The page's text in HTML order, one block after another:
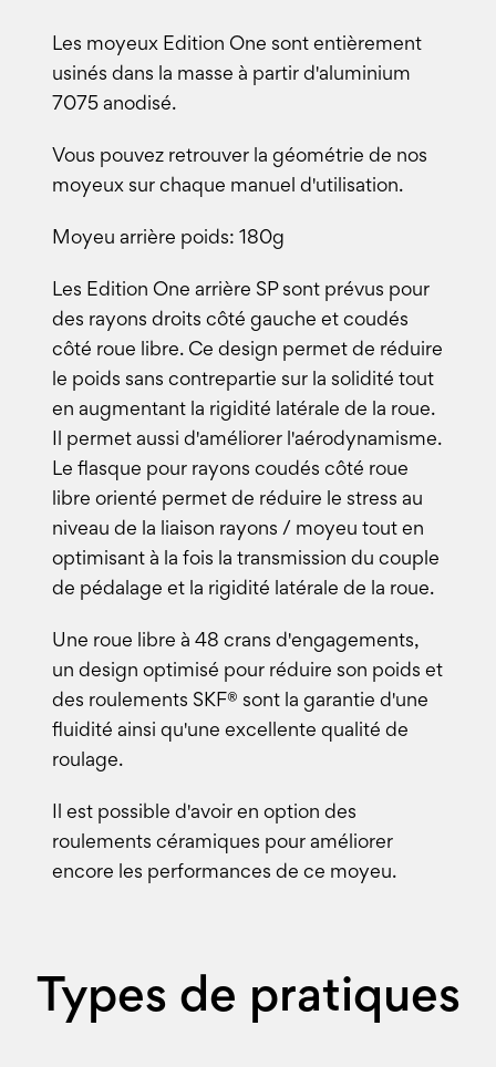
Les moyeux Edition One sont entièrement
usinés dans la masse à partir d'aluminium
7075 anodisé.
Vous pouvez retrouver la géométrie de nos
moyeux sur chaque manuel d'utilisation.
Moyeu arrière poids: 180g
Les Edition One arrière SP sont prévus pour
des rayons droits côté gauche et coudés
côté roue libre. Ce design permet de réduire
le poids sans contrepartie sur la solidité tout
en augmentant la rigidité latérale de la roue.
Il permet aussi d'améliorer l'aérodynamisme.
Le flasque pour rayons coudés côté roue
libre orienté permet de réduire le stress au
niveau de la liaison rayons / moyeu tout en
optimisant à la fois la transmission du couple
de pédalage et la rigidité latérale de la roue.
Une roue libre à 48 crans d'engagements,
un design optimisé pour réduire son poids et
des roulements SKF® sont la garantie d'une
fluidité ainsi qu'une excellente qualité de
roulage.
Il est possible d'avoir en option des
roulements céramiques pour améliorer
encore les performances de ce moyeu.
Types de pratiques